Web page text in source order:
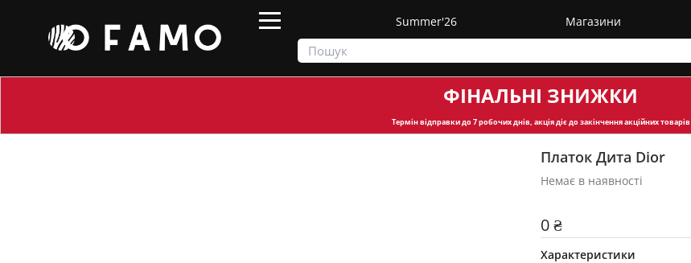
Summer'26 Магазини
ФІНАЛЬНІ ЗНИЖКИ
Термін відправкидо 7 робочих днів, акція діє до закінчення акційних товарів
Платок Дита Dior
Немає в наявності
0 ₴
Характеристики